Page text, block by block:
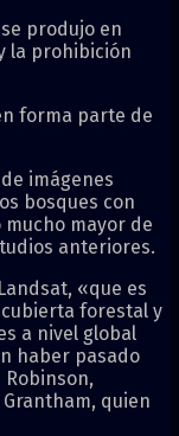
produjo en
la prohibición
forma parte de
imágenes
bosques con
mayor de
anteriores.
«que es
forestal y
a nivel global
haber pasado
quien